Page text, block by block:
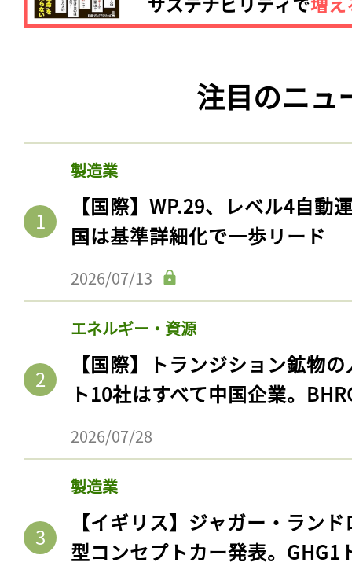
注目のニュ
製造業
【国際】WP.29、レベル4自動
国は基準詳細化で一歩リード
2026/07/13
エネルギー・資源
【国際】トランジション鉱物
ト10社はすべて中国企業。
2026/07/28
製造業
【イギリス】ジャガー・ラン
型コンセプトカー発表。GHG1